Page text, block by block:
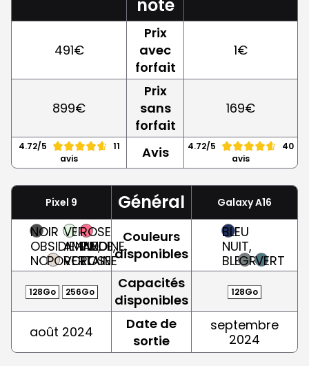
note
491€
Prix
avec
forfait
1€
899€
Prix
sans
forfait
169€
4.72/5
11
avis
Avis 4.72/5
40
avis
Pixel 9 Général Galaxy A16
NOIR
OBSIDIENNE,
NOIRPORCELAINE
VERT
AMANDE,
VERT
ROSE
PIVOINE,
ROSE
Couleurs
disponibles
BLEU
NUIT,
BLEUGRISVERT
128Go 256Go
Capacités
disponibles
128Go
août 2024
Date de
sortie
septembre
2024